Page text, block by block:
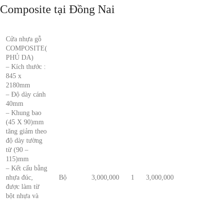
Composite tại Đồng Nai
Cửa nhựa gỗ
COMPOSITE(
PHỦ DA)
– Kích thước :
845 x
2180mm
– Độ dày cánh
40mm
– Khung bao
(45 X 90)mm
tăng giảm theo
độ dày tường
từ (90 –
115)mm
– Kết cấu bằng
nhựa đúc,
được làm từ
bột nhựa và
Bộ 3,000,000 1 3,000,000